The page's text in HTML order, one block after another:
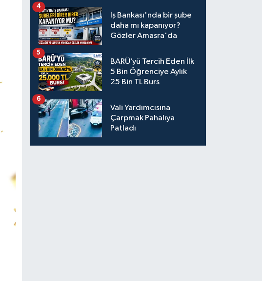
İş Bankası'nda bir şube
daha mı kapanıyor?
Gözler Amasra'da
4
BARÜ’yü Tercih Eden İlk
5 Bin Öğrenciye Aylık
25 Bin TL Burs
5
Vali Yardımcısına
Çarpmak Pahalıya
Patladı
6